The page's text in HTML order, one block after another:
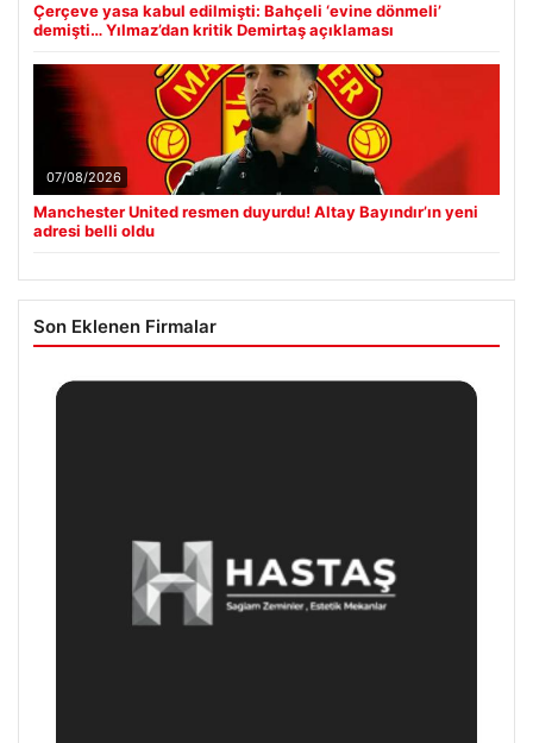
Çerçeve yasa kabul edilmişti: Bahçeli ‘evine dönmeli’
demişti… Yılmaz’dan kritik Demirtaş açıklaması
07/08/2026
Manchester United resmen duyurdu! Altay Bayındır’ın yeni
adresi belli oldu
Son Eklenen Firmalar